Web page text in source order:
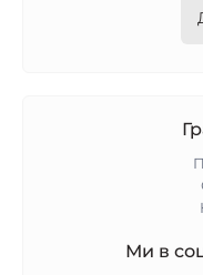
Ми в